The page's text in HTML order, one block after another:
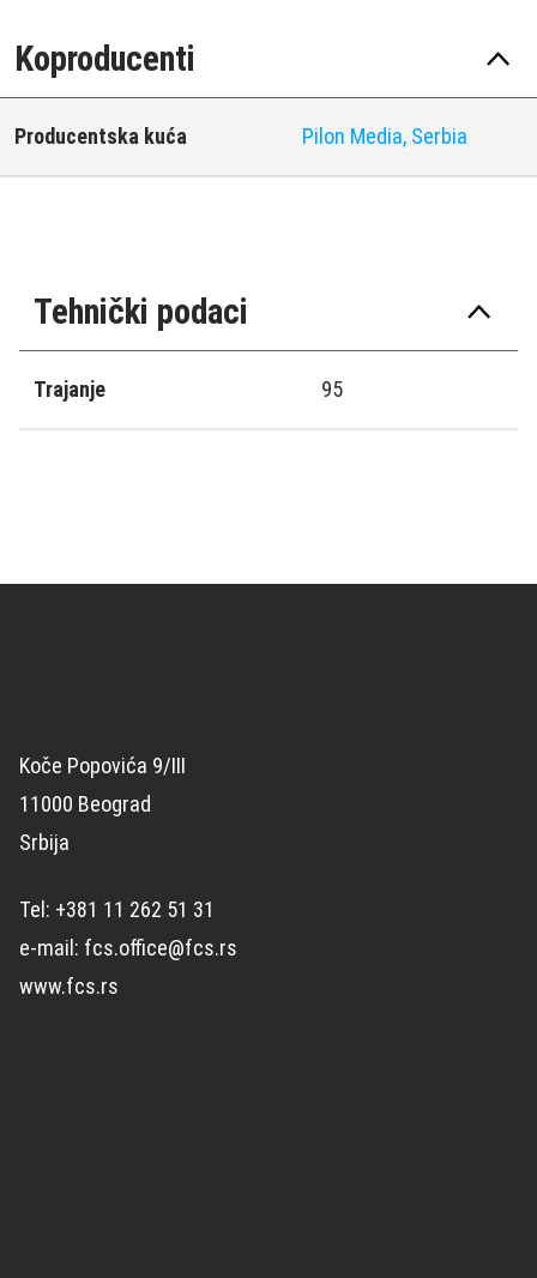
Koproducenti
Producentska kuća Pilon Media, Serbia
Tehnički podaci
Trajanje 95
Koče Popovića 9/III
11000 Beograd
Srbija
Tel: +381 11 262 51 31
e-mail: fcs.office@fcs.rs
www.fcs.rs